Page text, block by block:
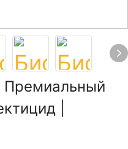
Премиальный
|